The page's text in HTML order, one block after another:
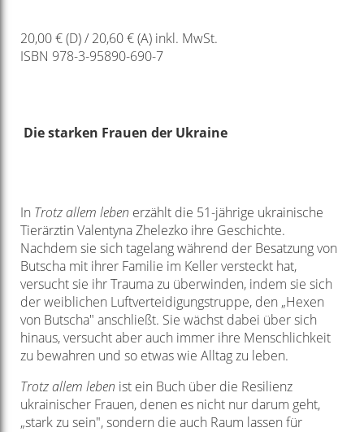
20,00 € (D) / 20,60 € (A) inkl. MwSt.
ISBN 978-3-95890-690-7
Die starken Frauen der Ukraine
In Trotz allem leben erzählt die 51-jährige ukrainische
Tierärztin Valentyna Zhelezko ihre Geschichte.
Nachdem sie sich tagelang während der Besatzung von
Butscha mit ihrer Familie im Keller versteckt hat,
versucht sie ihr Trauma zu überwinden, indem sie sich
der weiblichen Luftverteidigungstruppe, den „Hexen
von Butscha" anschließt. Sie wächst dabei über sich
hinaus, versucht aber auch immer ihre Menschlichkeit
zu bewahren und so etwas wie Alltag zu leben.
Trotz allem leben ist ein Buch über die Resilienz
ukrainischer Frauen, denen es nicht nur darum geht,
„stark zu sein", sondern die auch Raum lassen für